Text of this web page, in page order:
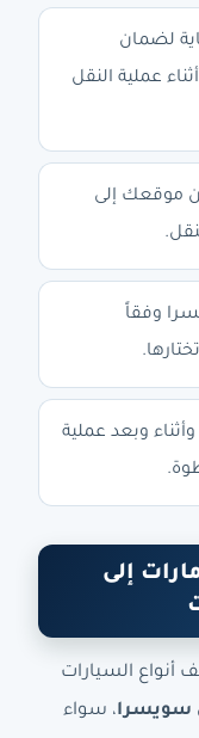
لضمان
عملية النقل
موقعك إلى
وفقاً
وبعد عملية
إلى
أنواع السيارات
سويسرا، سواء